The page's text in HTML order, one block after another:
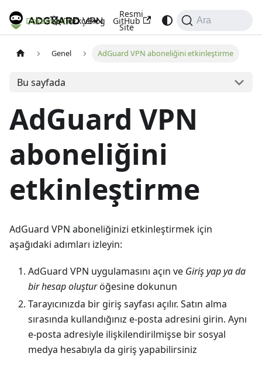
Dokümanlar Blog
Resmi
Site
Türkçe GitHub Ara
Genel AdGuard VPN aboneliğini etkinleştirme
Bu sayfada
AdGuard VPN
aboneliğini
etkinleştirme
AdGuard VPN aboneliğinizi etkinleştirmek için
aşağıdaki adımları izleyin:
AdGuard VPN uygulamasını açın ve Giriş yap ya da
bir hesap oluşturöğesine dokunun
Tarayıcınızda bir giriş sayfası açılır. Satın alma
sırasında kullandığınız e-posta adresini girin. Aynı
e-posta adresiyle ilişkilendirilmişse bir sosyal
medya hesabıyla da giriş yapabilirsiniz